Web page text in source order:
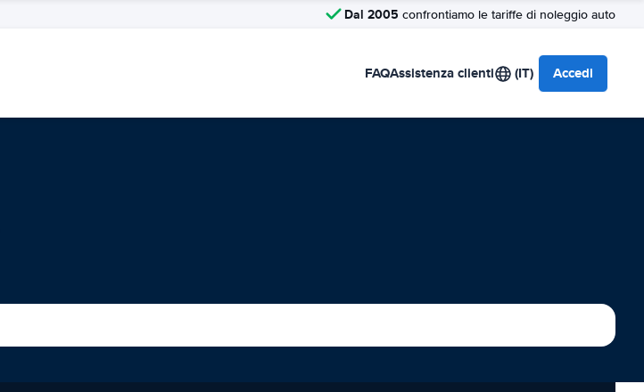
Dal 2005 confrontiamo le tariffe di noleggio auto
FAQAssistenza clienti (IT) Accedi